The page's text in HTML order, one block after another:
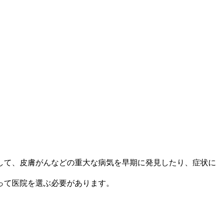
、皮膚がんなどの重大な病気を早期に発見したり、症状に
医院を選ぶ必要があります。